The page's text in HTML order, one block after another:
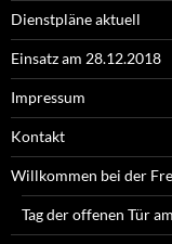
Dienstpläne aktuell
Einsatz am 28.12.2018
Impressum
Kontakt
Willkommen bei der
Tag der offenen Tür